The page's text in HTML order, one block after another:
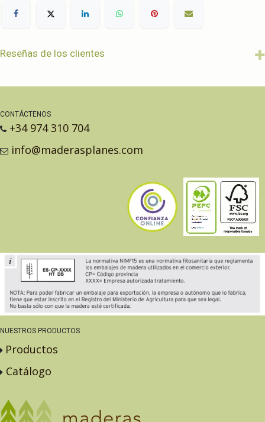
Reseñas de los clientes
CONTÁCTENOS
+34 974 310 704
info@maderasplanes.com
NUESTROS PRODUCTOS
Productos
Catálogo